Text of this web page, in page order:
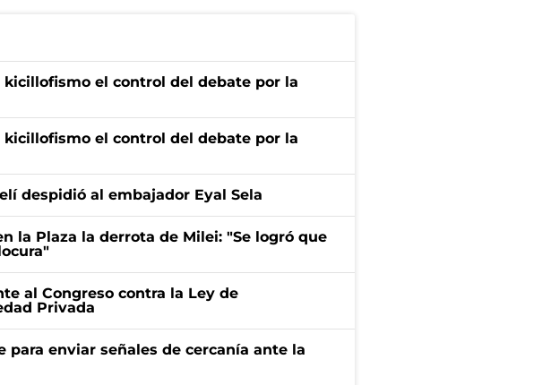
el control del debate por la
el control del debate por la
despidió al embajador Eyal Sela
la Plaza la derrota de Milei: "Se logró que
al Congreso contra la Ley de
Privada
para enviar señales de cercanía ante la